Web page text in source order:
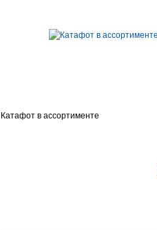
Катафот в ассортименте